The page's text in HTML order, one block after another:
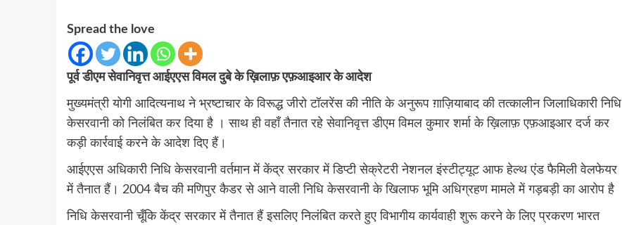
Spread the love
पूर्व डीएम सेवानिवृत्त आईएएस विमल दुबे के ख़िलाफ़ एफ़आइआर के आदेश
मुख्यमंत्री योगी आदित्यनाथ ने भ्रष्टाचार के विरूद्ध जीरो टॉलरेंस की नीति के अनुरूप ग़ाज़ियाबाद की तत्कालीन जिलाधिकारी निधि
केसरवानी को निलंबित कर दिया है । साथ ही वहाँ तैनात रहे सेवानिवृत्त डीएम विमल कुमार शर्मा के ख़िलाफ़ एफ़आइआर दर्ज कर
कड़ी कार्रवाई करने के आदेश दिए हैं।
आईएएस अधिकारी निधि केसरवानी वर्तमान में केंद्र सरकार में डिप्टी सेक्रेटरी नेशनल इंस्टीट्यूट आफ हेल्थ एंड फैमिली वेलफेयर
में तैनात हैं। 2004 बैच की मणिपुर कैडर से आने वाली निधि केसरवानी के खिलाफ भूमि अधिग्रहण मामले में गड़बड़ी का आरोप है
निधि केसरवानी चूँकि केंद्र सरकार में तैनात हैं इसलिए निलंबित करते हुए विभागीय कार्यवाही शुरू करने के लिए प्रकरण भारत